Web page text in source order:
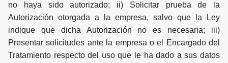
no haya sido autorizado; ii) Solicitar prueba de la
Autorización otorgada a la empresa, salvo que la Ley
indique que dicha Autorización no es necesaria; iii)
Presentar solicitudes ante la empresa o el Encargado del
Tratamiento respecto del uso que le ha dado a sus datos